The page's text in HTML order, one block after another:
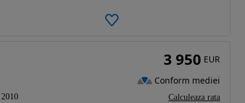
2010
3 950 EUR
Conform mediei
Calculeaza rata